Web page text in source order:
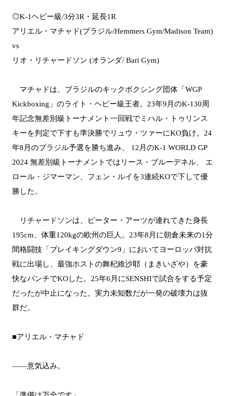
◎K-1ヘビー級/3分3R・延長1R
アリエル・マチャド(ブラジル/Hemmers Gym/Madison Team)
vs
リオ・リチャードソン (オランダ/ Bari Gym)
マチャドは、ブラジルのキックボクシング団体「WGP
Kickboxing」のライト・ヘビー級王者。23年9月のK-130周
年記念無差別級トーナメント一回戦でミハル・トゥリンス
キーを判定で下すも準決勝でリュウ・ツァーにKO負け。24
年8月のブラジル予選を勝ち進み、 12月のK-1 WORLD GP
2024 無差別級トーナメントではリース・ブルーデネル、 エ
ロール・ジマーマン、フェン・ルイを3連続KOで下して優
勝した。
リチャードソンは、ピーター・アーツが連れてきた身長
195cm、体重120kgの欧州の巨人。23年8月に朝倉未来の1分
間格闘技「ブレイキングダウン9」においてヨーロッパ対抗
戦に出場し、最強ホストの舞杞維沙耶（まきいざや）を豪
快なパンチでKOした。25年6月にSENSHIで試合をする予定
だったが中止になった。実力未知数だが一発の破壊力は抜
群だ。
■アリエル・マチャド
――意気込み。